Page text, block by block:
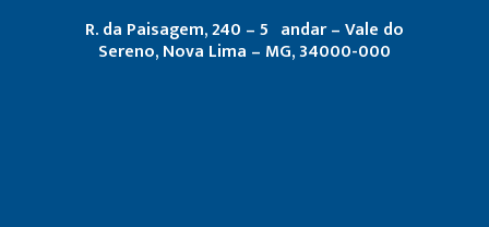
R. da Paisagem, 240 – 5º andar – Vale do
Sereno, Nova Lima – MG, 34000-000